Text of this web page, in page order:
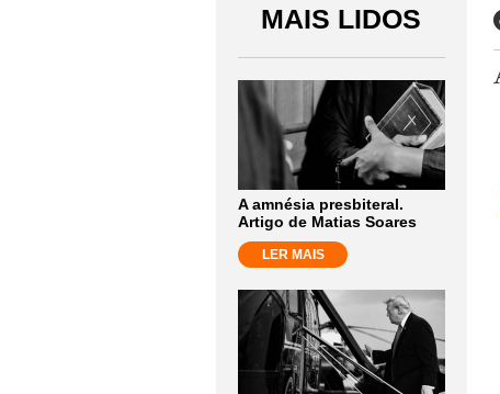
MAIS LIDOS
A amnésia presbiteral.
Artigo de Matias Soares
LER MAIS